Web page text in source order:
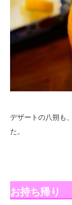
デザートの八朔も
た。
お持ち帰り